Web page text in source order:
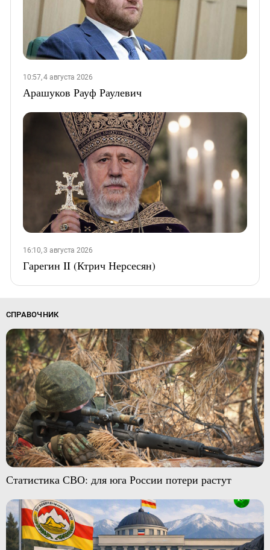
10:57, 4 августа 2026
Арашуков Рауф Раулевич
16:10, 3 августа 2026
Гарегин II (Ктрич Нерсесян)
СПРАВОЧНИК
Статистика СВО: для юга России потери растут